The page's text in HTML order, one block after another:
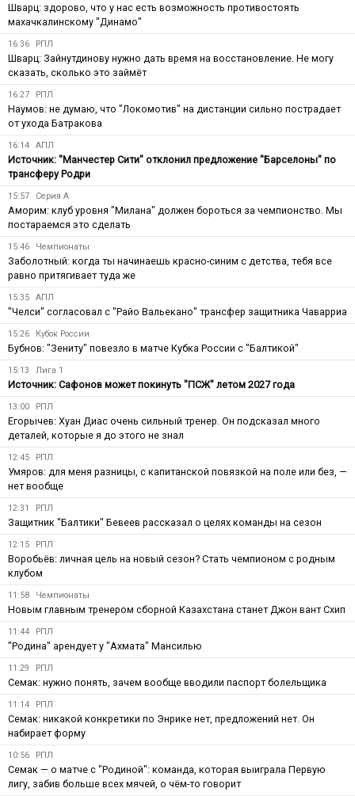
Шварц: здорово, что у нас есть возможность противостоять
махачкалинскому "Динамо"
16:36 РПЛ
Шварц: Зайнутдинову нужно дать время на восстановление. Не могу
сказать, сколько это займёт
16:27 РПЛ
Наумов: не думаю, что "Локомотив" на дистанции сильно пострадает
от ухода Батракова
16:14 АПЛ
Источник: "Манчестер Сити" отклонил предложение "Барселоны" по
трансферу Родри
15:57 Серия А
Аморим: клуб уровня "Милана" должен бороться за чемпионство. Мы
постараемся это сделать
15:46 Чемпионаты
Заболотный: когда ты начинаешь красно-синим с детства, тебя все
равно притягивает туда же
15:35 АПЛ
"Челси" согласовал с "Райо Вальекано" трансфер защитника Чаварриа
15:26 Кубок России
Бубнов: "Зениту" повезло в матче Кубка России с "Балтикой"
15:13 Лига 1
Источник: Сафонов может покинуть "ПСЖ" летом 2027 года
13:00 РПЛ
Егорычев: Хуан Диас очень сильный тренер. Он подсказал много
деталей, которые я до этого не знал
12:45 РПЛ
Умяров: для меня разницы, с капитанской повязкой на поле или без, —
нет вообще
12:31 РПЛ
Защитник "Балтики" Бевеев рассказал о целях команды на сезон
12:15 РПЛ
Воробьёв: личная цель на новый сезон? Стать чемпионом с родным
клубом
11:58 Чемпионаты
Новым главным тренером сборной Казахстана станет Джон вант Схип
11:44 РПЛ
"Родина" арендует у "Ахмата" Мансилью
11:29 РПЛ
Семак: нужно понять, зачем вообще вводили паспорт болельщика
11:14 РПЛ
Семак: никакой конкретики по Энрике нет, предложений нет. Он
набирает форму
10:56 РПЛ
Семак — о матче с "Родиной": команда, которая выиграла Первую
лигу, забив больше всех мячей, о чём-то говорит